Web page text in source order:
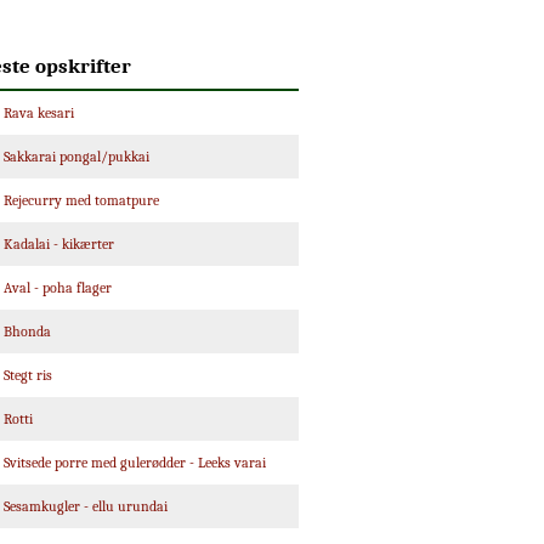
opskrifter
Rava kesari
Sakkarai pongal/pukkai
Rejecurry med tomatpure
Kadalai - kikærter
Aval - poha flager
Bhonda
Stegt ris
Rotti
Svitsede porre med gulerødder - Leeks varai
Sesamkugler - ellu urundai